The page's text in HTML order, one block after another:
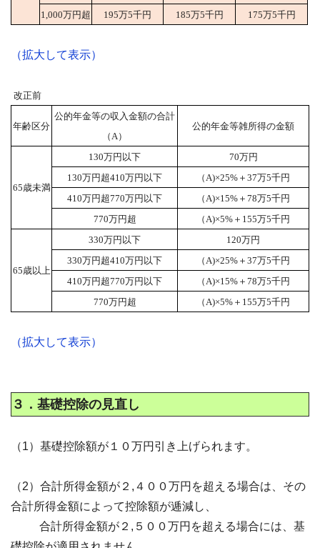
1,000万円超 195万5千円 185万5千円 175万5千円
（拡大して表示）
改正前
年齢区分
公的年金等の収入金額の合計
（A）
公的年金等雑所得の金額
65歳未満
130万円以下
70万円
130万円超410万円以下
（A)×25%＋37万5千円
410万円超770万円以下
（A)×15%＋78万5千円
770万円超
（A)×5%＋155万5千円
65歳以上
330万円以下
120万円
330万円超410万円以下
（A)×25%＋37万5千円
410万円超770万円以下
（A)×15%＋78万5千円
770万円超
（A)×5%＋155万5千円
（拡大して表示）
３．基礎控除の見直し
（1）基礎控除額が１０万円引き上げられます。
（2）合計所得金額が２,４００万円を超える場合は、その
合計所得金額によって控除額が逓減し、
合計所得金額が２,５００万円を超える場合には、基